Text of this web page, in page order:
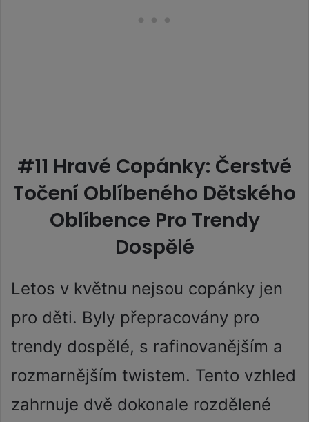
#11 Hravé Copánky: Čerstvé
Točení Oblíbeného Dětského
Oblíbence Pro Trendy
Dospělé
Letos v květnu nejsou copánky jen
pro děti. Byly přepracovány pro
trendy dospělé, s rafinovanějším a
rozmarnějším twistem. Tento vzhled
zahrnuje dvě dokonale rozdělené